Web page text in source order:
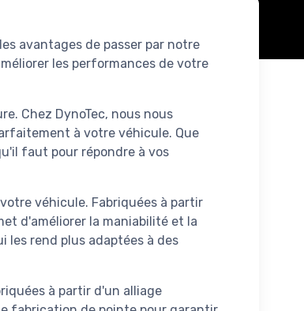
avantages de passer par notre
les performances de votre
Chez DynoTec, nous nous
à votre véhicule. Que
faut pour répondre à vos
véhicule. Fabriquées à partir
d'améliorer la maniabilité et la
les rend plus adaptées à des
à partir d'un alliage